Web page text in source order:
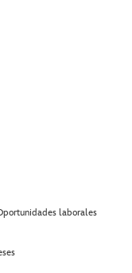
Especial
laborales